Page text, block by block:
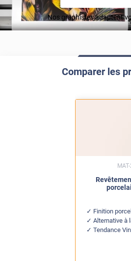
Nos graphistes adaptent
Comparer les
Finition
Alternative à
Tendance